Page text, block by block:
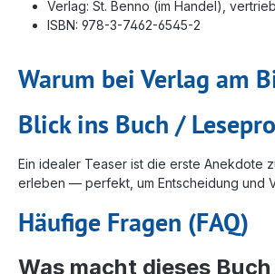
Verlag: St. Benno (im Handel),
ISBN: 978-3-7462-6545-2
Warum bei Verlag am
Blick ins Buch /
Ein idealer Teaser ist die erste Anekdote
erleben — perfekt, um Entscheidung und
Häufige Fragen (FAQ)
Was macht dieses